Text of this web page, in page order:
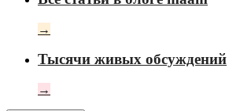
→
Тысячи живых обсуждений
→